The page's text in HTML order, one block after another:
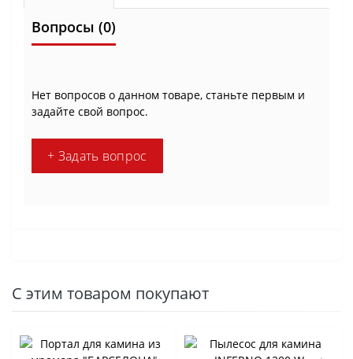
Вопросы (0)
Нет вопросов о данном товаре, станьте первым и
задайте свой вопрос.
+ Задать вопрос
С этим товаром покупают